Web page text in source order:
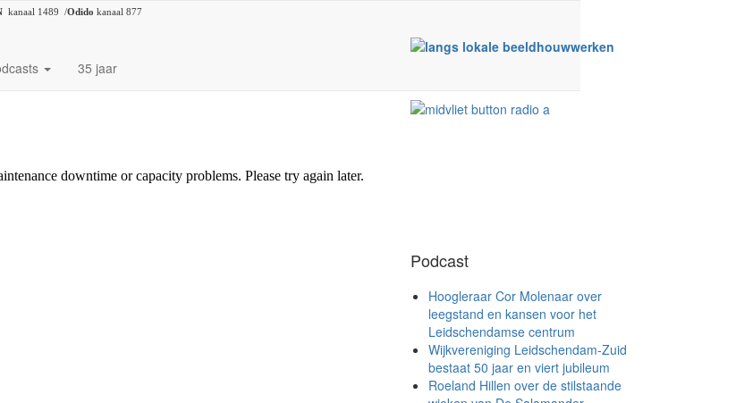
kanaal 1489 /Odido kanaal 877
35 jaar
Podcast
Hoogleraar Cor Molenaar over
leegstand en kansen voor het
Leidschendamse centrum
Wijkvereniging Leidschendam-Zuid
bestaat 50 jaar en viert jubileum
Roeland Hillen over de stilstaande